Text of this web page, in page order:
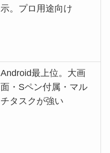
示。プロ用途向け
Android最上位。大画
面・Sペン付属・マル
チタスクが強い